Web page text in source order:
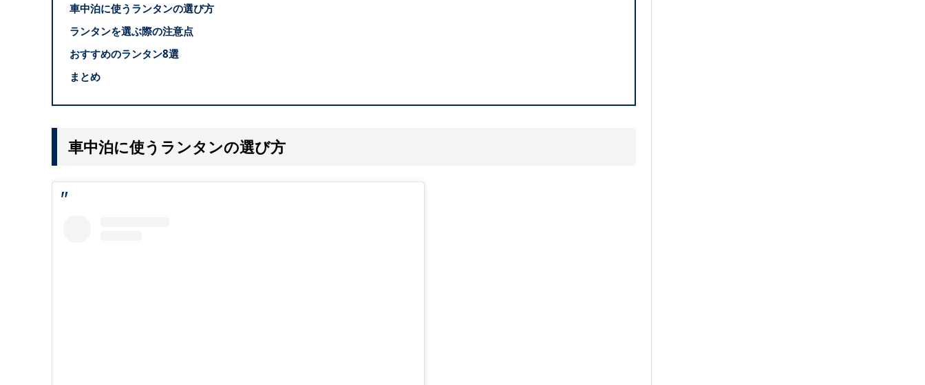
車中泊に使うランタンの選び方
ランタンを選ぶ際の注意点
おすすめのランタン8選
まとめ
車中泊に使うランタンの選び方